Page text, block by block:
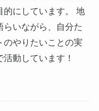
的にしています。 地
いながら、自分た
のやりたいことの実
動しています！